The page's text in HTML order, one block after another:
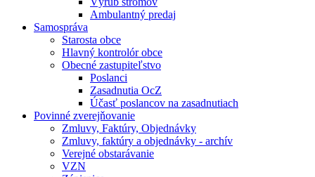
Ambulantný predaj
Samospráva
Starosta obce
Hlavný kontrolór obce
Obecné zastupiteľstvo
Poslanci
Zasadnutia OcZ
Účasť poslancov na zasadnutiach
Povinné zverejňovanie
Zmluvy, Faktúry, Objednávky
Zmluvy, faktúry a objednávky - archív
Verejné obstarávanie
VZN